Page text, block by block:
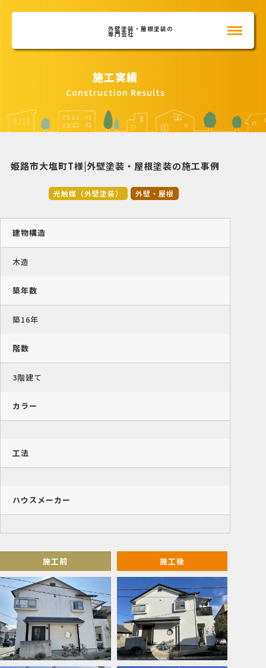
外壁塗装・屋根塗装の
専門会社
施工実績
Construction Results
姫路市大塩町T様|外壁塗装・屋根塗装の施工事例
光触媒（外壁塗装） 外壁・屋根
建物構造
木造
築年数
築16年
階数
3階建て
カラー
工法
ハウスメーカー
施工前 施工後